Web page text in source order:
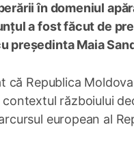
în domeniul
a fost făcut de
președinta Maia
că Republica
războiului
european al